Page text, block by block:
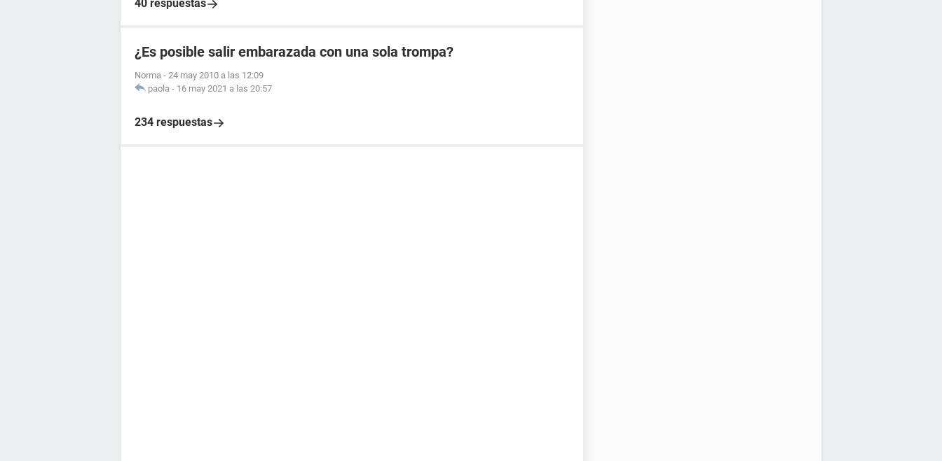
40 respuestas
¿Es posible salir embarazada con una sola trompa?
Norma - 24 may 2010 a las 12:09
paola - 16 may 2021 a las 20:57
234 respuestas